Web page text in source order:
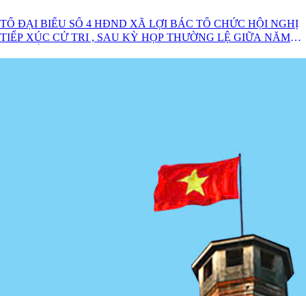
TỔ ĐẠI BIỂU SỐ 4 HĐND XÃ LỢI BÁC TỔ CHỨC HỘI NGHỊ
TIẾP XÚC CỬ TRI , SAU KỲ HỌP THƯỜNG LỆ GIỮA NĂM